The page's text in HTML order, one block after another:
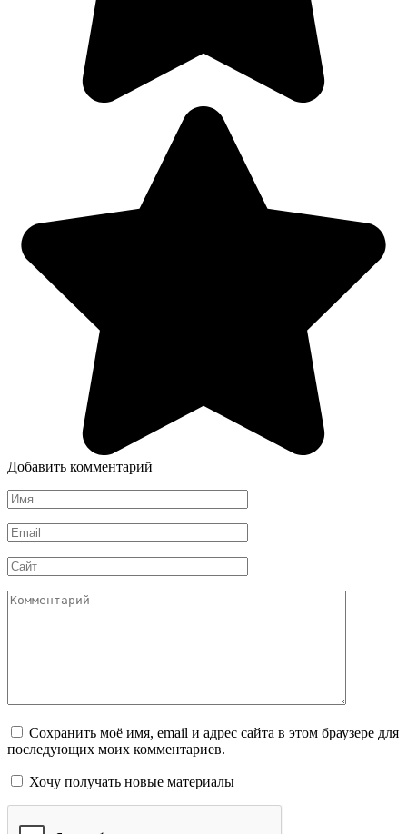
Добавить комментарий
Имя
*
Email
*
Сайт
Комментарий
Сохранить моё имя, email и адрес сайта в этом браузере для
последующих моих комментариев.
Хочу получать новые материалы